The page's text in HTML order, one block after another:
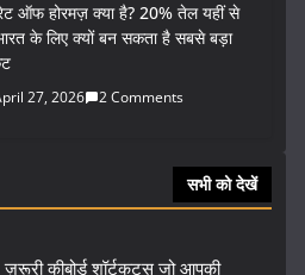
ऑफ होरमज़ क्या है? 20% तेल यहीं से
के लिए क्यों बन सकता है सबसे बड़ा
27, 2026 2 Comments
सभी को देखें
कीबोर्ड शॉर्टकट्स जो आपकी